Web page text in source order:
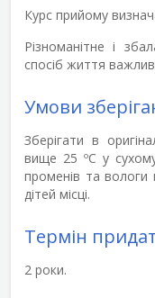
Курс прийому
Різноманітне і
спосіб життя
Умови
Зберігати в
вище 25 ºС у
променів та вологи
дітей місці.
Термін
2 роки.